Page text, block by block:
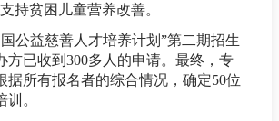
持贫困儿童营养改善。
公益慈善人才培养计划”第二期招生
方已收到300多人的申请。最终，专
据所有报名者的综合情况，确定50位
。